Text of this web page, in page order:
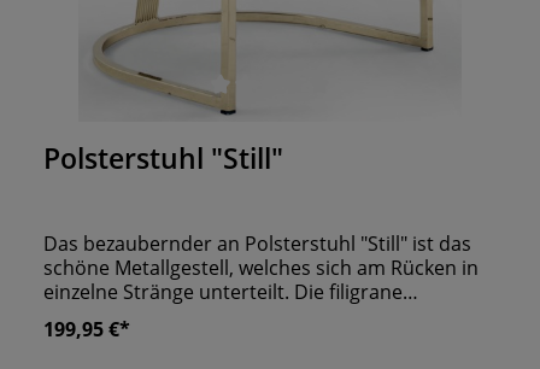
Durchschnittliche Bewertung von 0 von 5 Sternen
Polsterstuhl "Still"
Das bezaubernder an Polsterstuhl "Still" ist das
schöne Metallgestell, welches sich am Rücken in
einzelne Stränge unterteilt. Die filigrane
Ausarbeitung lässt ihn besonders elegant und
hochwertig aussehen. Der obere Teil wird
199,95 €*